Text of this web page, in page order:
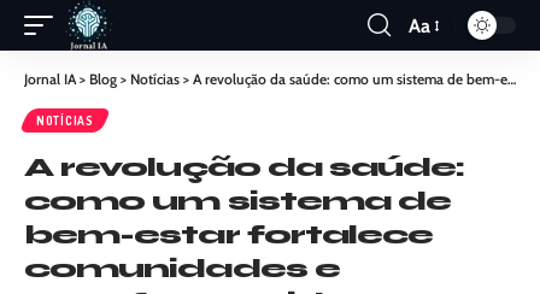
Aa
Jornal IA> Blog > Notícias > A revolução da saúde: como um sistema de bem-estar fortalece comunidades e transforma vidas
NOTÍCIAS
A revolução da saúde:
como um sistema de
bem-estar fortalece
comunidades e